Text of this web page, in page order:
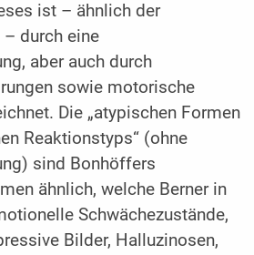
ist – ähnlich der
durch eine
aber auch durch
sowie motorische
Die „atypischen Formen
Reaktionstyps“ (ohne
sind Bonhöffers
ähnlich, welche Berner in
Schwächezustände,
Bilder, Halluzinosen,